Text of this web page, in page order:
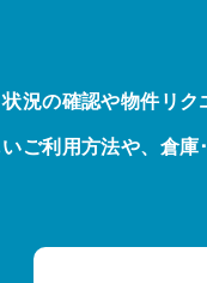
況の確認や物件リク
ご利用方法や、倉庫